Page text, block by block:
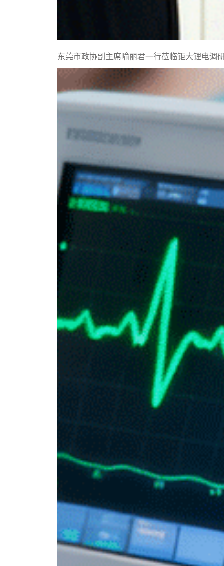
东莞市政协副主席喻丽君一行莅临钜大锂电调